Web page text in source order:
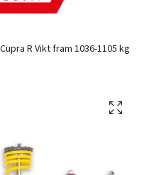
R Vikt fram 1036-1105 kg